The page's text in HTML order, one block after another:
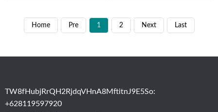
Home Pre 1 2 Next Last
TW8fHubjRrQH2RjdqVHnA8MftitnJ9E5So:
+628119597920